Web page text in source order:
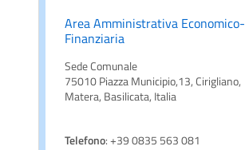
Area Amministrativa Economico-
Finanziaria
Sede Comunale
75010 Piazza Municipio,13, Cirigliano,
Matera, Basilicata, Italia
Telefono: +39 0835 563 081